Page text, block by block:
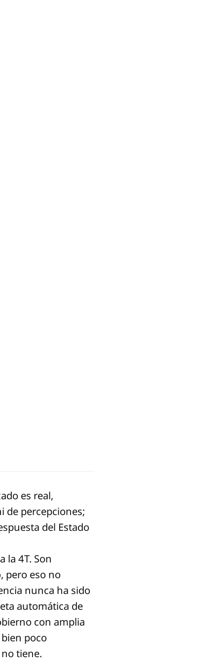
es real,
de percepciones;
del Estado
la 4T. Son
pero eso no
nunca ha sido
automática de
con amplia
poco
tiene.